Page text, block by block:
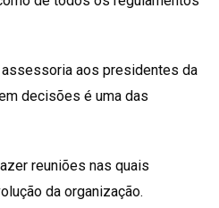
aos presidentes da
decisões é uma das
reuniões nas quais
da organização.